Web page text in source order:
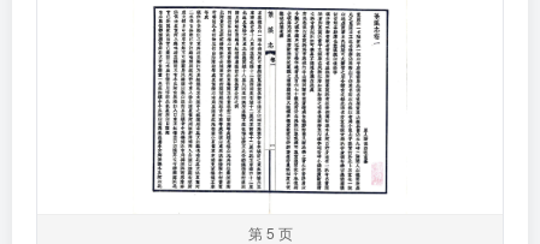
第 5 页